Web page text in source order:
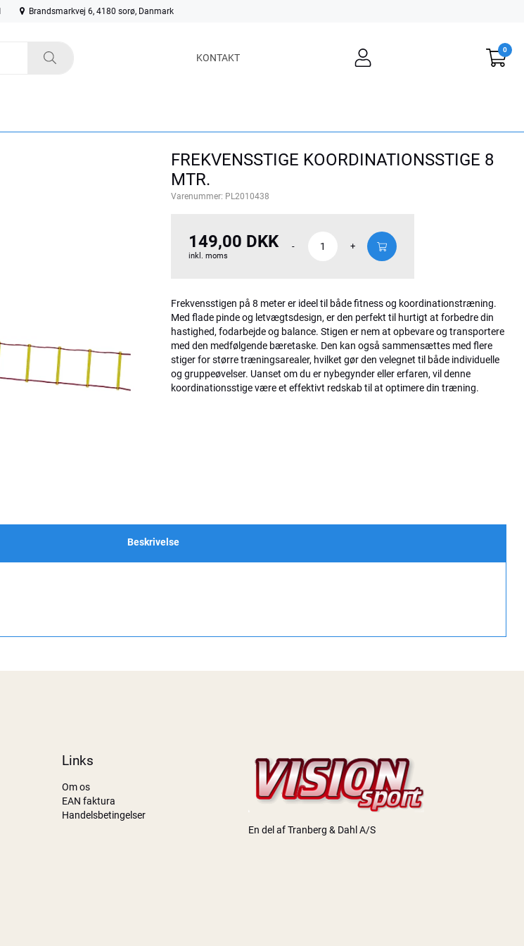
Brandsmarkvej 6, 4180 sorø, Danmark
KONTAKT
0
FREKVENSSTIGE KOORDINATIONSSTIGE 8
MTR.
Varenummer: PL2010438
149,00 DKK
inkl. moms
- +
Frekvensstigen på 8 meter er ideel til både fitness og koordinationstræning.
Med flade pinde og letvægtsdesign, er den perfekt til hurtigt at forbedre din
hastighed, fodarbejde og balance. Stigen er nem at opbevare og transportere
med den medfølgende bæretaske. Den kan også sammensættes med flere
stiger for større træningsarealer, hvilket gør den velegnet til både individuelle
og gruppeøvelser. Uanset om du er nybegynder eller erfaren, vil denne
koordinationsstige være et effektivt redskab til at optimere din træning.
Beskrivelse
Links
Om os
EAN faktura
Handelsbetingelser
En del af Tranberg & Dahl A/S